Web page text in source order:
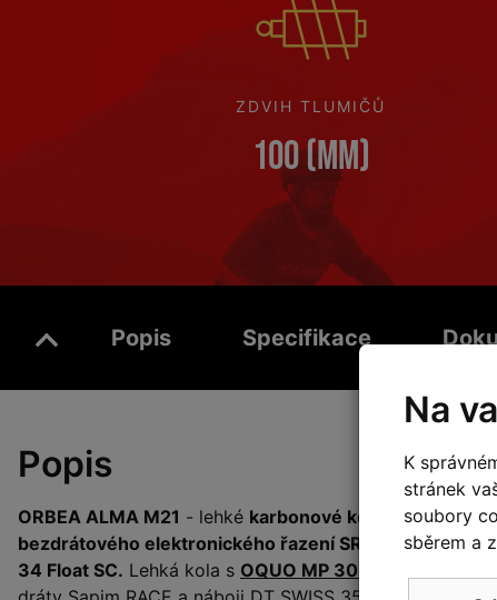
ZDVIH TLUMIČŮ
100 (mm)
Popis Specifikace
Popis
ORBEA ALMA M21 - lehké karbonové kolo se
bezdrátového elektronického řazení SRAM GX AXS,
34 Float SC. Lehká kola s OQUO MP 30 TEAM
Na
K
stránek
soubory
sběrem a